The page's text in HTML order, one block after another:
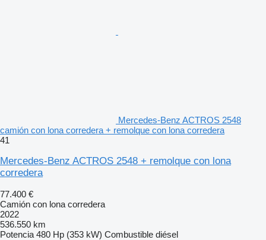
Mercedes-Benz ACTROS 2548
camión con lona corredera + remolque con lona corredera
41
Mercedes-Benz ACTROS 2548 + remolque con lona
corredera
77.400 €
Camión con lona corredera
2022
536.550 km
Potencia 480 Hp (353 kW) Combustible diésel